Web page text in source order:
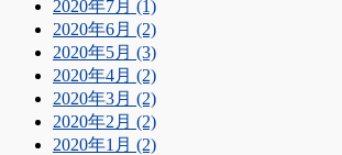
2020年7月 (1)
2020年6月 (2)
2020年5月 (3)
2020年4月 (2)
2020年3月 (2)
2020年2月 (2)
2020年1月 (2)